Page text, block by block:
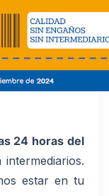
24 horas del
estar en tu